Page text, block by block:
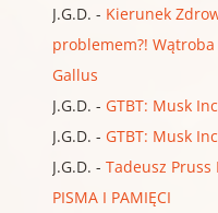
J.G.D. - Kierunek
problemem?!
Gallus
J.G.D. - GTBT: Musk
J.G.D. - GTBT: Musk
J.G.D. - Tadeusz Pruss
PISMA I PAMIĘCI